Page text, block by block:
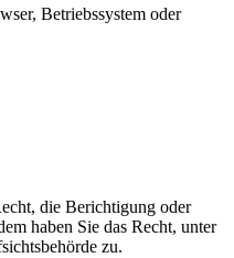
Betriebssystem oder
die Berichtigung oder
haben Sie das Recht, unter
zu.